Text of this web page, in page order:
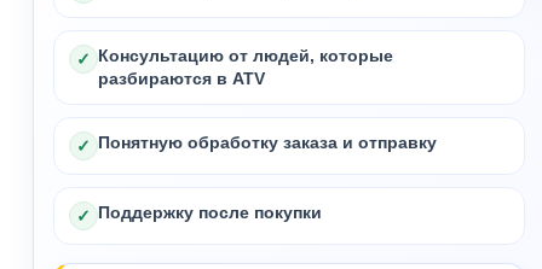
✓ Консультацию от людей, которые
разбираются в ATV
✓ Понятную обработку заказа и отправку
✓ Поддержку после покупки